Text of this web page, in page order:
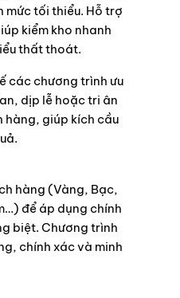
mức tối thiểu. Hỗ trợ
kiểm kho nhanh
thất thoát.
các chương trình ưu
dịp lễ hoặc tri ân
hàng, giúp kích cầu
hàng (Vàng, Bạc,
để áp dụng chính
biệt. Chương trình
chính xác và minh